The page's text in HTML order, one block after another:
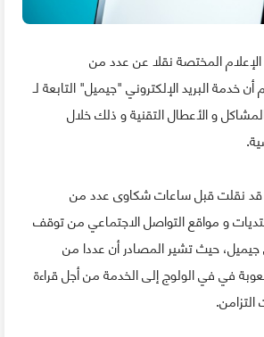
المختصة نقلا عن عدد من
خدمة البريد الإلكتروني "جيميل" التابعة لـ
و الأعطال التقنية و ذلك خلال
قد نقلت قبل ساعات شكاوى عدد من
و مواقع التواصل الاجتماعي من توقف
جيميل، حيث تشير المصادر أن عددا من
في في الولوج إلى الخدمة من أجل قراءة
التزامن.